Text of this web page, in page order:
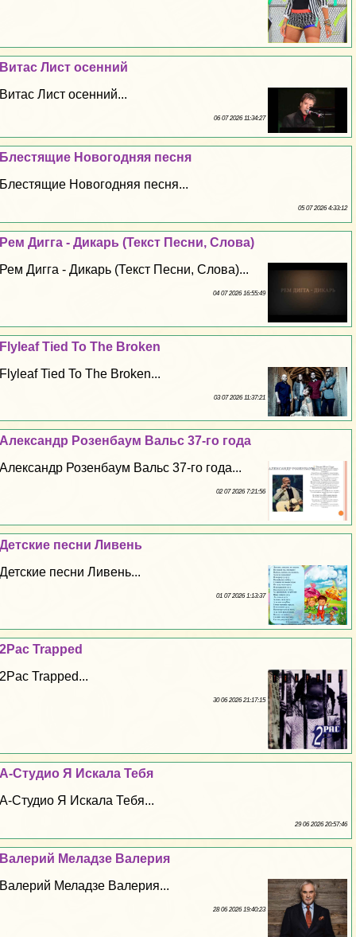
Витас Лист осенний
Витас Лист осенний...
06 07 2026 11:34:27
Блестящие Новогодняя песня
Блестящие Новогодняя песня...
05 07 2026 4:33:12
Рем Дигга - Дикарь (Текст Песни, Слова)
Рем Дигга - Дикарь (Текст Песни, Слова)...
04 07 2026 16:55:49
Flyleaf Tied To The Broken
Flyleaf Tied To The Broken...
03 07 2026 11:37:21
Александр Розенбаум Вальс 37-го года
Александр Розенбаум Вальс 37-го года...
02 07 2026 7:21:56
Детские песни Ливень
Детские песни Ливень...
01 07 2026 1:13:37
2Pac Trapped
2Pac Trapped...
30 06 2026 21:17:15
А-Студио Я Искала Тебя
А-Студио Я Искала Тебя...
29 06 2026 20:57:46
Валерий Меладзе Валерия
Валерий Меладзе Валерия...
28 06 2026 19:40:23